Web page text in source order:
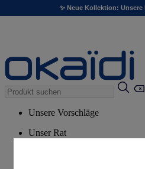
✨ Neue Kollektion:
Unsere Vorschläge
Unser Rat